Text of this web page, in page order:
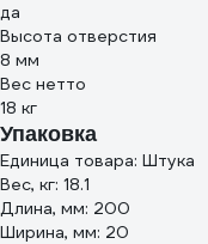
да
Высота отверстия
8 мм
Вес нетто
18 кг
Упаковка
Единица товара: Штука
Вес, кг: 18.1
Длина, мм: 200
Ширина, мм: 20